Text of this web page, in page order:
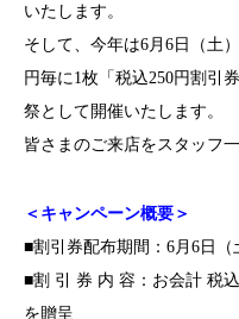
いたします。
そして、今年は6月6日（土
円毎に1枚「税込250円割引
祭として開催いたします。
皆さまのご来店をスタッフ
＜キャンペーン概要＞
■割引券配布期間：6月6日（
■割 引 券 内 容：お会計 税
を贈呈